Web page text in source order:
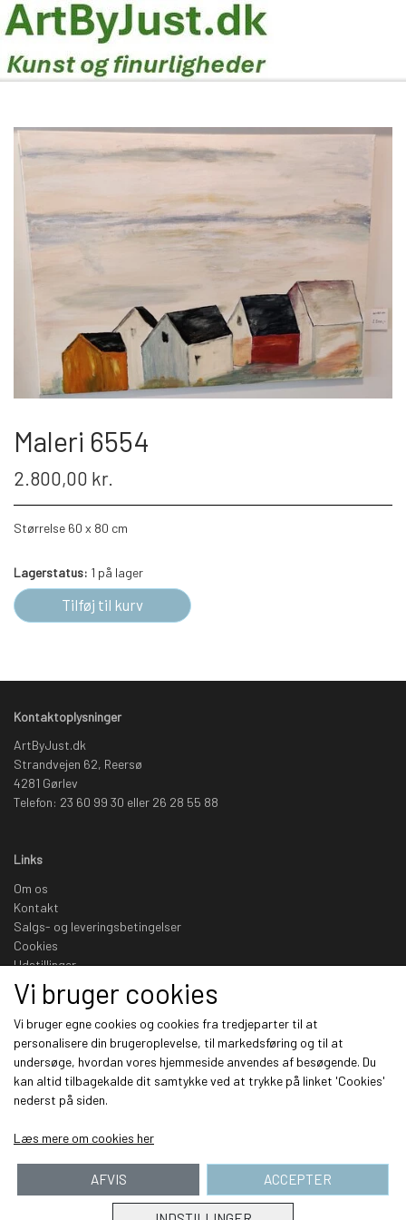
Maleri 6554
2.800,00 kr.
Størrelse 60 x 80 cm
Lagerstatus: 1 på lager
Tilføj til kurv
Kontaktoplysninger
ArtByJust.dk
Strandvejen 62, Reersø
4281 Gørlev
Telefon: 23 60 99 30 eller 26 28 55 88
Links
Om os
Kontakt
Salgs- og leveringsbetingelser
Cookies
Udstillinger
Sociale medier
Modtag vores nyhedsbrev via e-mail
(mere information)
Vi bruger cookies
Vi bruger egne cookies og cookies fra tredjeparter til at
personalisere din brugeroplevelse, til markedsføring og til at
undersøge, hvordan vores hjemmeside anvendes af besøgende. Du
kan altid tilbagekalde dit samtykke ved at trykke på linket 'Cookies'
nederst på siden.
Læs mere om cookies her
AFVIS ACCEPTER